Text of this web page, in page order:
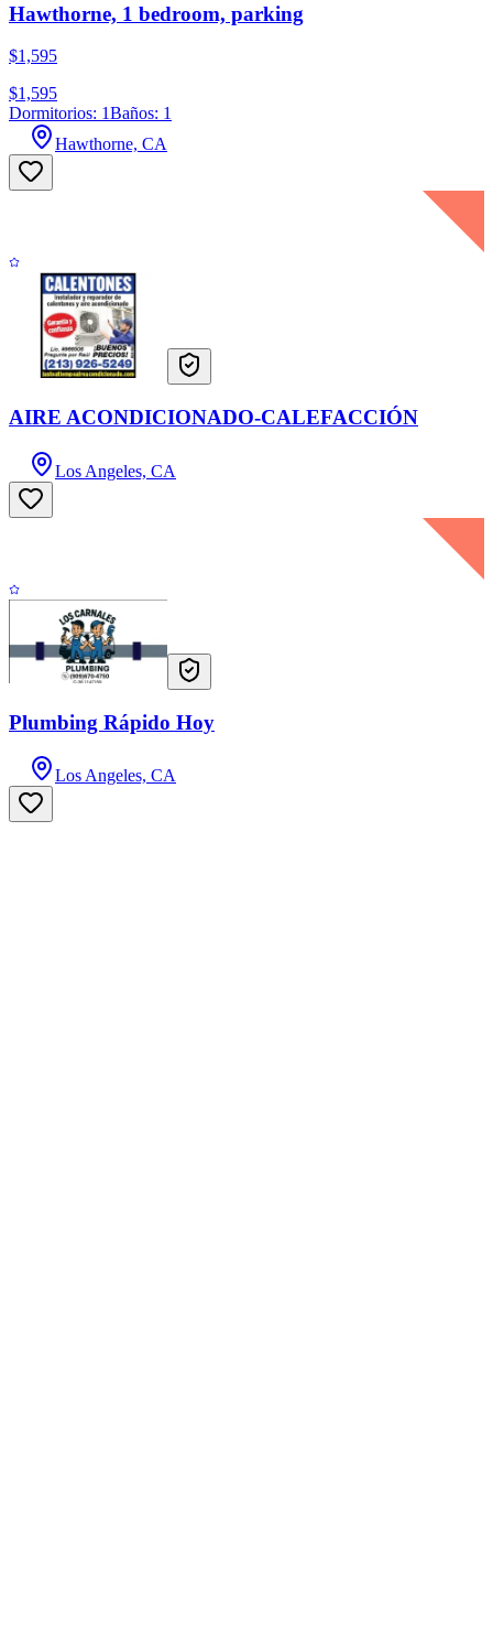
Hawthorne, 1 bedroom, parking
$1,595
$1,595
Dormitorios: 1Baños: 1
Hawthorne, CA
AIRE ACONDICIONADO-CALEFACCIÓN
Los Angeles, CA
Plumbing Rápido Hoy
Los Angeles, CA